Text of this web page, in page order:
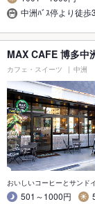
中洲ﾊﾞｽ停より徒歩
MAX CAFE 博多中
カフェ・スイーツ 中洲
おいしいコーヒーとサンド
501～1000円